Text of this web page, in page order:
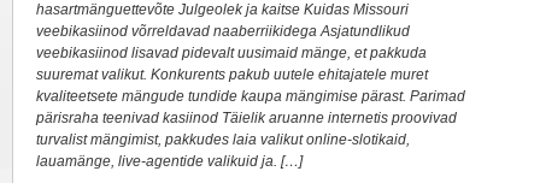
hasartmänguettevõte Julgeolek ja kaitse Kuidas Missouri
veebikasiinod võrreldavad naaberriikidega Asjatundlikud
veebikasiinod lisavad pidevalt uusimaid mänge, et pakkuda
suuremat valikut. Konkurents pakub uutele ehitajatele muret
kvaliteetsete mängude tundide kaupa mängimise pärast. Parimad
pärisraha teenivad kasiinod Täielik aruanne internetis proovivad
turvalist mängimist, pakkudes laia valikut online-slotikaid,
lauamänge, live-agentide valikuid ja. […]